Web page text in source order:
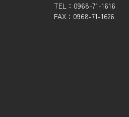
TEL：0968-71-1616
FAX：0968-71-1626